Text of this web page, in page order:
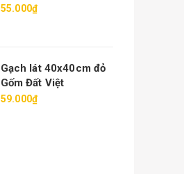
55.000₫
Gạch lát 40x40cm đỏ
Gốm Đất Việt
59.000₫